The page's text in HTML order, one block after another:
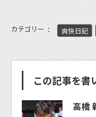
カテゴリー 爽快日記
この記事を書
高橋